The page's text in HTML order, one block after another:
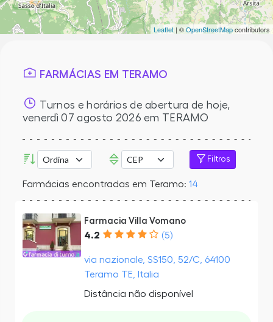
Leaflet | ©OpenStreetMapcontributors
FARMÁCIAS EM TERAMO
Turnos e horários de abertura de hoje,
venerdì 07 agosto 2026 em TERAMO
Filtros
Farmácias encontradas em Teramo: 14
Farmacia Villa Vomano
4.2 (5)
via nazionale, SS150, 52/C, 64100
Teramo TE, Italia
Distância não disponível